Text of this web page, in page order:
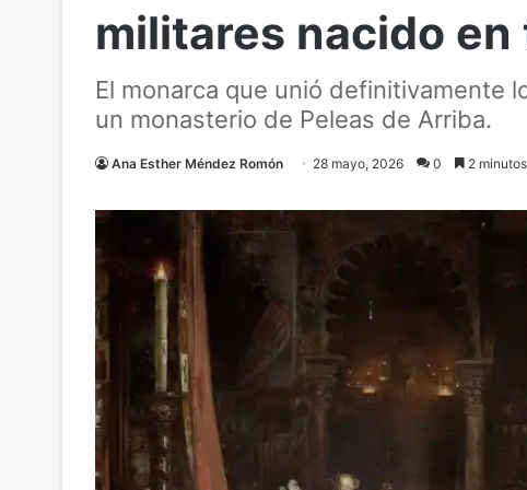
militares nacido
El monarca que unió definitivamente
un monasterio de Peleas de Arriba.
Ana Esther Méndez Romón 28 mayo, 2026 0 2